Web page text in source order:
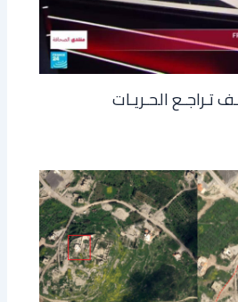
تـراجـع الحـريـات